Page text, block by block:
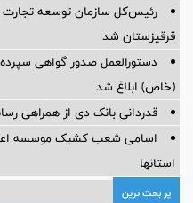
رئیس‌کل سازمان توسعه تجارت
قرقیزستان شد
دستورالعمل صدور گواهی
(خاص) ابلاغ شد
قدردانی بانک دی از همراهی
استانها
پر بحث ترین